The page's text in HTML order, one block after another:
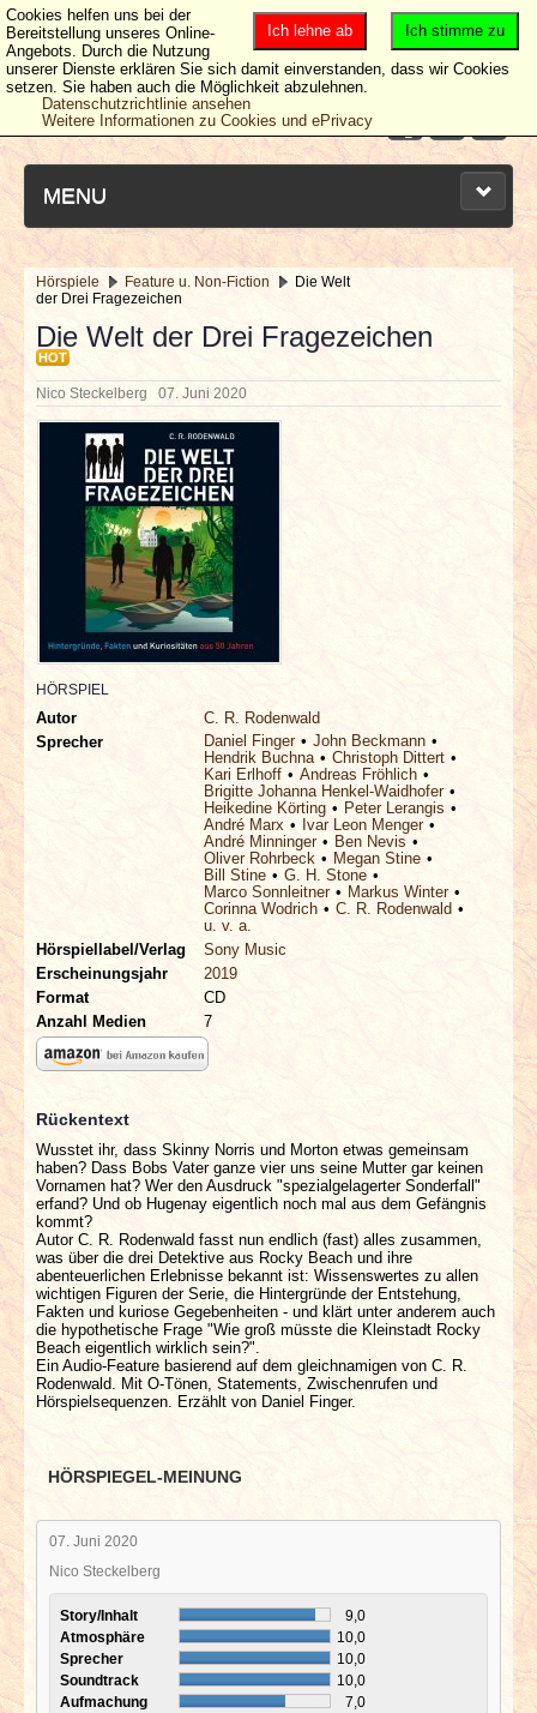
MENU
NEUESTE ARTIKEL
NEWS & DATES
BERICHTE
VERLOSUNGEN
INTERVIEWS
SPECIALS
REDAKTION
LINKS
Hörspiele Feature u. Non-Fiction
Die Welt
der Drei Fragezeichen
Die Welt der Drei Fragezeichen
HOT
Nico Steckelberg 07. Juni 2020
HÖRSPIEL
Autor
C. R. Rodenwald
Sprecher
Daniel Finger
John Beckmann
Hendrik Buchna
Christoph Dittert
Kari Erlhoff
Andreas Fröhlich
Brigitte Johanna Henkel-Waidhofer
Heikedine Körting
Peter Lerangis
André Marx
Ivar Leon Menger
André Minninger
Ben Nevis
Oliver Rohrbeck
Megan Stine
Bill Stine
G. H. Stone
Marco Sonnleitner
Markus Winter
Corinna Wodrich
C. R. Rodenwald
u. v. a.
Hörspiellabel/Verlag
Sony Music
Erscheinungsjahr
2019
Format
CD
Anzahl Medien
7
Rückentext
Wusstet ihr, dass Skinny Norris und Morton etwas gemeinsam
haben? Dass Bobs Vater ganze vier uns seine Mutter gar keinen
Vornamen hat? Wer den Ausdruck "spezialgelagerter Sonderfall"
erfand? Und ob Hugenay eigentlich noch mal aus dem Gefängnis
kommt?
Autor C. R. Rodenwald fasst nun endlich (fast) alles zusammen,
was über die drei Detektive aus Rocky Beach und ihre
abenteuerlichen Erlebnisse bekannt ist: Wissenswertes zu allen
wichtigen Figuren der Serie, die Hintergründe der Entstehung,
Fakten und kuriose Gegebenheiten - und klärt unter anderem auch
die hypothetische Frage "Wie groß müsste die Kleinstadt Rocky
Beach eigentlich wirklich sein?".
Ein Audio-Feature basierend auf dem gleichnamigen von C. R.
Rodenwald. Mit O-Tönen, Statements, Zwischenrufen und
Hörspielsequenzen. Erzählt von Daniel Finger.
HÖRSPIEGEL-MEINUNG
07. Juni 2020
Nico Steckelberg
Story/Inhalt
9,0
Atmosphäre
10,0
Sprecher
10,0
Soundtrack
10,0
Aufmachung
7,0
Ich stimme zu
Ich lehne ab
Cookies helfen uns bei der
Bereitstellung unseres Online-
Angebots. Durch die Nutzung
unserer Dienste erklären Sie sich damit einverstanden, dass wir Cookies
setzen. Sie haben auch die Möglichkeit abzulehnen.
Datenschutzrichtlinie ansehen
Weitere Informationen zu Cookies und ePrivacy